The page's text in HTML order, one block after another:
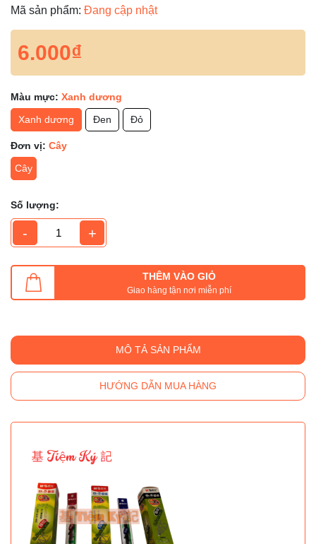
Mã sản phẩm: Đang cập nhật
6.000₫
Màu mực: Xanh dương
Xanh dương
Đen Đỏ
Đơn vị: Cây
Cây
Số lượng:
- +
THÊM VÀO GIỎ
Giao hàng tận nơi miễn phí
MÔ TẢ SẢN PHẨM
HƯỚNG DẪN MUA HÀNG